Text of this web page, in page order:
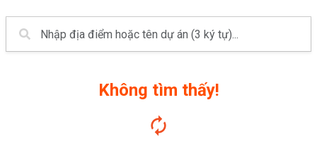
Không tìm thấy!